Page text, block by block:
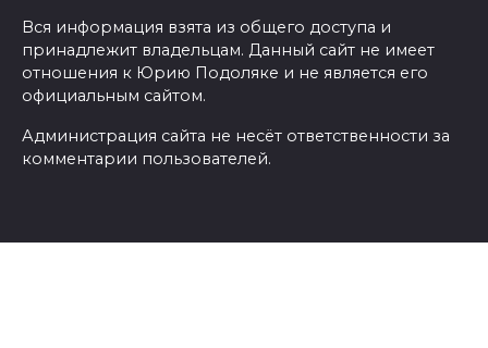
Вся информация взята из общего доступа и
принадлежит владельцам. Данный сайт не имеет
отношения к Юрию Подоляке и не является его
официальным сайтом.
Администрация сайта не несёт ответственности за
комментарии пользователей.